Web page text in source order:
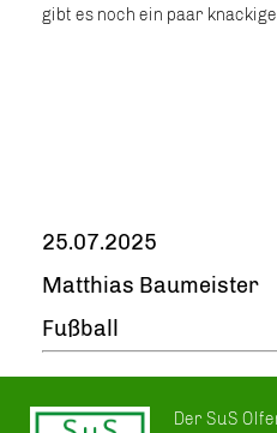
gibt es noch ein paar
25.07.2025
Matthias Baumeister
Fußball
Der SuS